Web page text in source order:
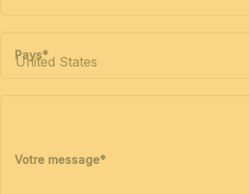
Pays*
Votre message*